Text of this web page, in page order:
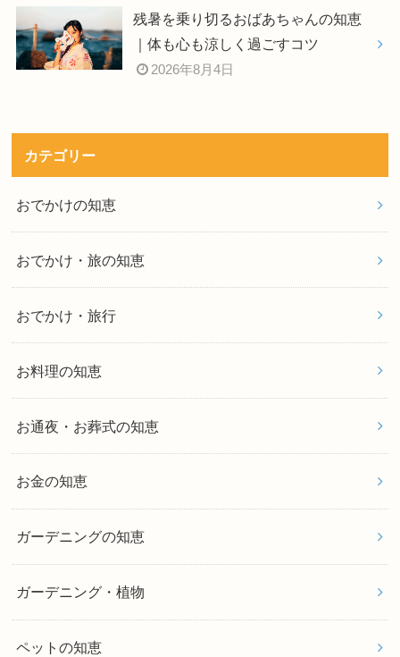
残暑を乗り切るおばあちゃんの知恵
｜体も心も涼しく過ごすコツ
2026年8月4日
カテゴリー
おでかけの知恵
おでかけ・旅の知恵
おでかけ・旅行
お料理の知恵
お通夜・お葬式の知恵
お金の知恵
ガーデニングの知恵
ガーデニング・植物
ペットの知恵